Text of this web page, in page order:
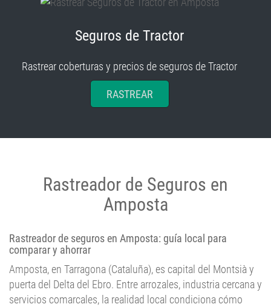
Seguros de Tractor
Rastrear coberturas y precios de seguros de Tractor
RASTREAR
Rastreador de Seguros en
Amposta
Rastreador de seguros en Amposta: guía local para
comparar y ahorrar
Amposta, en Tarragona (Cataluña), es capital del Montsià y
puerta del Delta del Ebro. Entre arrozales, industria cercana y
servicios comarcales, la realidad local condiciona cómo